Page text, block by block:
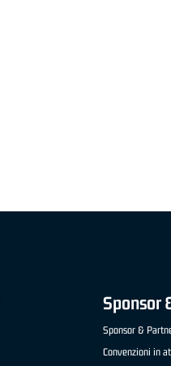
Sponsor
Sponsor &
Convenzioni in